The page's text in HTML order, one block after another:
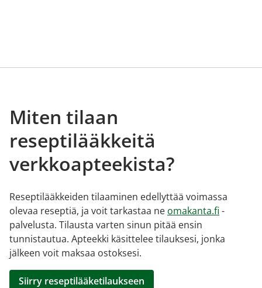
Miten tilaan
reseptilääkkeitä
verkkoapteekista?
Reseptilääkkeiden tilaaminen edellyttää voimassa
olevaa reseptiä, ja voit tarkastaa ne omakanta.fi -
palvelusta. Tilausta varten sinun pitää ensin
tunnistautua. Apteekki käsittelee tilauksesi, jonka
jälkeen voit maksaa ostoksesi.
Siirry reseptilääketilaukseen